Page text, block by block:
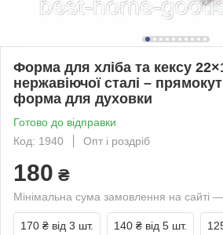
Форма для хліба та кексу
нержавіючої сталі –
форма для духовки
Готово до відправки
Код: 1940
Опт і роздріб
180 ₴
Мінімальна сума замовлення на сайті
170 ₴ від 3 шт. 140 ₴ від 5 шт.